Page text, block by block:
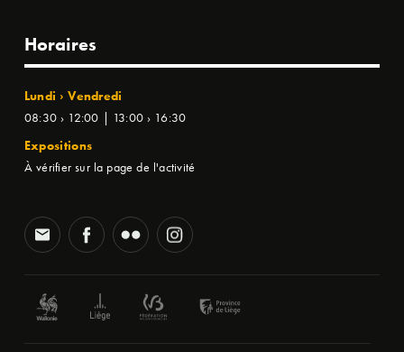
Horaires
Lundi › Vendredi
08:30 › 12:00 | 13:00 › 16:30
Expositions
À vérifier sur la page de l'activité